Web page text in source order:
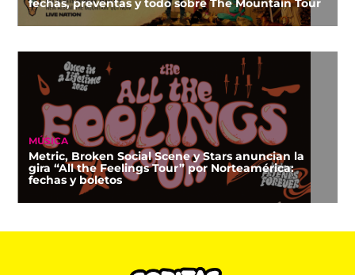
fechas, preventas y todo sobre The Mountain Tour
MÚSICA
Metric, Broken Social Scene y Stars anuncian la
gira “All the Feelings Tour” por Norteamérica:
fechas y boletos